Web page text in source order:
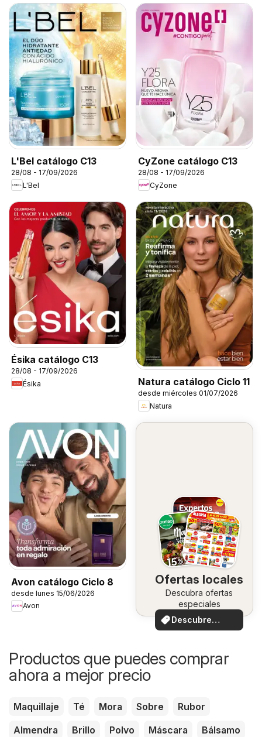
L'Bel catálogo C13
28/08 - 17/09/2026
L'Bel
CyZone catálogo C13
28/08 - 17/09/2026
CyZone
Ésika catálogo C13
28/08 - 17/09/2026
Ésika
Natura catálogo Ciclo 11
desde miércoles 01/07/2026
Natura
Avon catálogo Ciclo 8
desde lunes 15/06/2026
Avon
Ofertas locales
Descubra ofertas
especiales
Descubre
ofertas
Productos que puedes comprar
ahora a mejor precio
Maquillaje Té Mora Sobre
Rubor
Almendra
Brillo Polvo Máscara
Bálsamo